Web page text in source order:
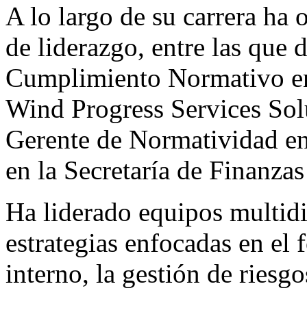
A lo largo de su carrera ha
de liderazgo, entre las que
Cumplimiento Normativo
Wind Progress Services
Gerente de Normatividad
en la Secretaría de
Ha liderado equipos
estrategias enfocadas en
interno, la gestión de